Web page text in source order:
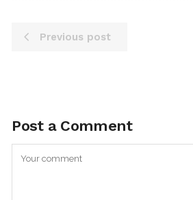
Previous post
Post a Comment